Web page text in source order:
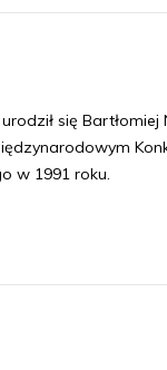
się Bartłomiej
w 1991 roku.